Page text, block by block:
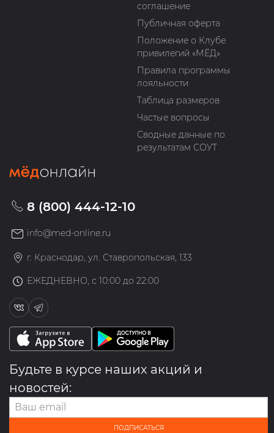
соглашение
Публичная оферта
Положение о Клубе
привилегий «МЁД»
Правила программы
лояльности
Таблица размеров
Частые вопросы
Сводные данные по
результатам СОУТ
8 (800) 444-12-10
info@med-online.ru
г. Краснодар, ул. Ставропольская, 133
ЕЖЕДНЕВНО, с 10:00 до 22:00
Будьте в курсе наших акций и
новостей:
ПОДПИСАТЬСЯ